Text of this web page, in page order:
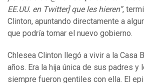
EE.UU. en Twitter] que les hieren”,
Clinton, apuntando directamente a
que podría tomar el nuevo gobierno.
Chlesea Clinton llegó a vivir a la Casa
años. Era la hija única de sus padres y
siempre fueron gentiles con ella. El